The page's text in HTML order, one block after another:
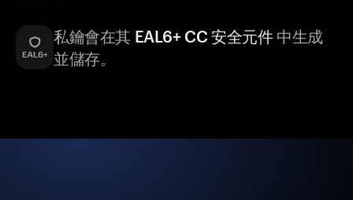
私鑰會在其 EAL6+ CC 安全元件中生成
並儲存。